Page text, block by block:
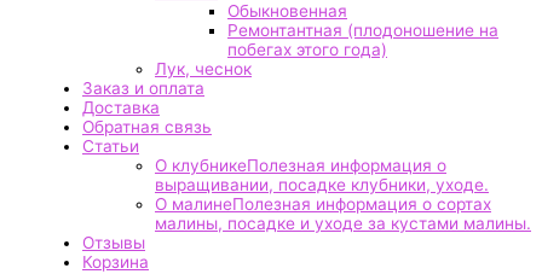
Обыкновенная
Ремонтантная (плодоношение на
побегах этого года)
Лук, чеснок
Заказ и оплата
Доставка
Обратная связь
Статьи
О клубникеПолезная информация о
выращивании, посадке клубники, уходе.
О малинеПолезная информация о сортах
малины, посадке и уходе за кустами малины.
Отзывы
Корзина